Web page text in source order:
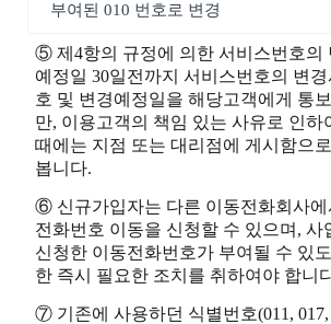
부여된 010 번호로 변경
⑤ 제4항의 규정에 의한 서비스번호의
예정일 30일전까지 서비스번호의 변
호 및 변경예정일을 해당고객에게 통
만, 이용고객의 책임 있는 사유로 인하
때에는 지점 또는 대리점에 게시함으
봅니다.
⑥ 신규가입자는 다른 이동전화회사에
전화번호 이동을 신청할 수 있으며, 사
신청한 이동전화번호가 부여될 수 있
한 즉시 필요한 조치를 취하여야 합니
⑦ 기존에 사용하던 식별번호(011, 017,